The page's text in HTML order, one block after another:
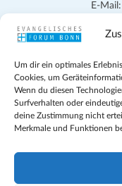
Um dir ein optimales
Cookies, um
Wenn du diesen
Surfverhalten oder
deine Zustimmung nicht
Merkmale und Funktionen
E-Mail:
Das Evangelische
persönlichen,
eingehen, zu offener
anregen und mithelfen,
im individuellen und
denken,